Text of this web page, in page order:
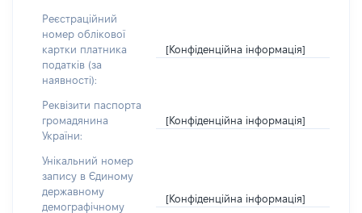
Реєстраційний
номер облікової
картки платника
податків (за
наявності):
[Конфіденційна інформація]
Реквізити паспорта
громадянина
України:
[Конфіденційна інформація]
Унікальний номер
запису в Єдиному
державному
демографічному
[Конфіденційна інформація]